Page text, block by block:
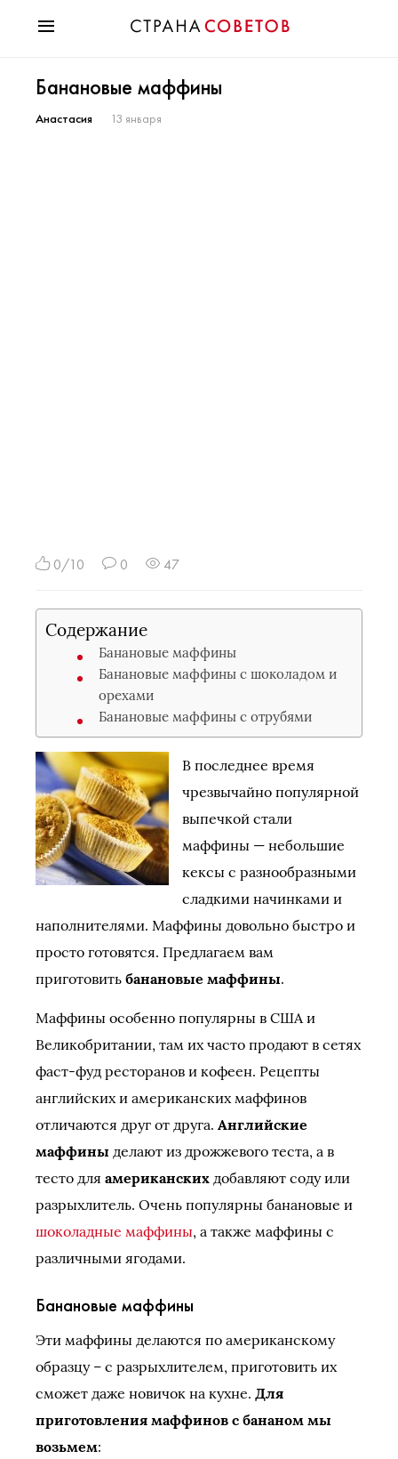
Мода
Звезды
Банановые маффины
Анастасия 13 января
0/10 0 47
Содержание
Банановые маффины
Банановые маффины с шоколадом и
орехами
Банановые маффины с отрубями
В последнее время
чрезвычайно популярной
выпечкой стали
маффины — небольшие
кексы с разнообразными
сладкими начинками и
наполнителями. Маффины довольно быстро и
просто готовятся. Предлагаем вам
приготовить банановые маффины.
Маффины особенно популярны в США и
Великобритании, там их часто продают в сетях
фаст-фуд ресторанов и кофеен. Рецепты
английских и американских маффинов
отличаются друг от друга. Английские
маффины делают из дрожжевого теста, а в
тесто для американских добавляют соду или
разрыхлитель. Очень популярны банановые и
шоколадные маффины, а также маффины с
различными ягодами.
Банановые маффины
Эти маффины делаются по американскому
образцу – с разрыхлителем, приготовить их
сможет даже новичок на кухне. Для
приготовления маффинов с бананом мы
возьмем: